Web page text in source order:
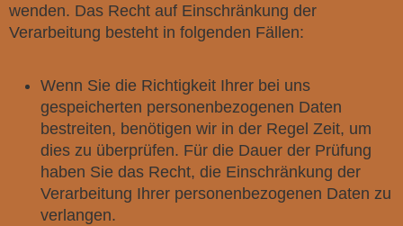
wenden. Das Recht auf Einschränkung der
Verarbeitung besteht in folgenden Fällen:
Wenn Sie die Richtigkeit Ihrer bei uns
gespeicherten personenbezogenen Daten
bestreiten, benötigen wir in der Regel Zeit, um
dies zu überprüfen. Für die Dauer der Prüfung
haben Sie das Recht, die Einschränkung der
Verarbeitung Ihrer personenbezogenen Daten zu
verlangen.